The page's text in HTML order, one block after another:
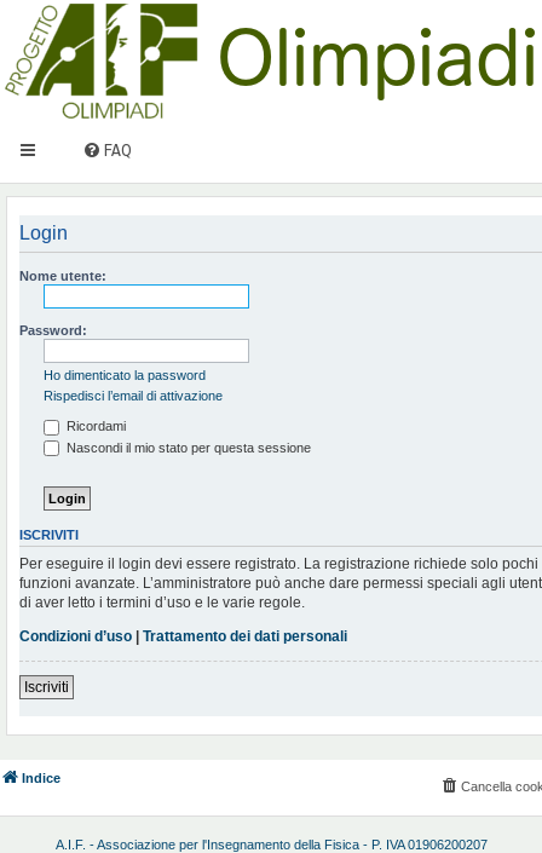
FAQ
Login
Nome utente:
Password:
Ho dimenticato la password
Rispedisci l’email di attivazione
Ricordami
Nascondi il mio stato per questa sessione
ISCRIVITI
Per eseguire il login devi essere registrato. La registrazione richiede solo
funzioni avanzate. L’amministratore può anche dare permessi speciali agli
di aver letto i termini d’uso e le varie regole.
Condizioni d’uso | Trattamento dei dati personali
Iscriviti
Indice
Cancella
A.I.F. - Associazione per l'Insegnamento della Fisica - P. IVA 01906200207